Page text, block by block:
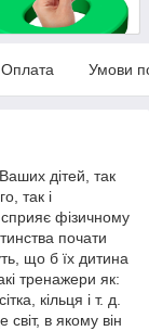
Оплата Умови
дітей, так
так і
фізичному
почати
що б їх дитина
тренажери як:
кільця і т. д.
в якому він